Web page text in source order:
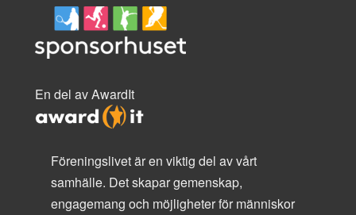
En del av AwardIt
Föreningslivet är en viktig del av vårt
samhälle. Det skapar gemenskap,
engagemang och möjligheter för människor